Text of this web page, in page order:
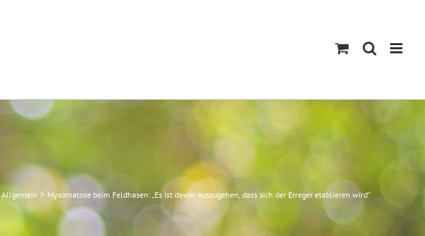
Allgemein Myxomatose beim Feldhasen: „Es ist davon auszugehen, dass sich der Erreger etablieren wird“